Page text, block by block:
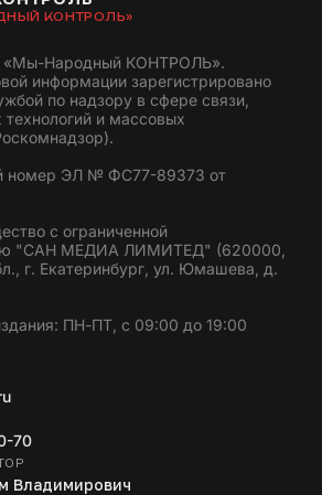
КОНТРОЛЬ»
«Мы-Народный КОНТРОЛЬ».
информации зарегистрировано
по надзору в сфере связи,
и массовых
номер ЭЛ № ФС77-89373 от
с ограниченной
"САН МЕДИА ЛИМИТЕД" (620000,
г. Екатеринбург, ул. Юмашева, д.
ПН-ПТ, с 09:00 до 19:00
70
Владимирович